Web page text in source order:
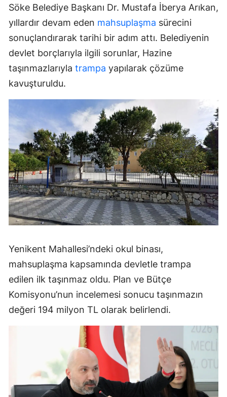
Söke Belediye Başkanı Dr. Mustafa İberya Arıkan,
yıllardır devam eden mahsuplaşma sürecini
sonuçlandırarak tarihi bir adım attı. Belediyenin
devlet borçlarıyla ilgili sorunlar, Hazine
taşınmazlarıyla trampa yapılarak çözüme
kavuşturuldu.
Yenikent Mahallesi’ndeki okul binası,
mahsuplaşma kapsamında devletle trampa
edilen ilk taşınmaz oldu. Plan ve Bütçe
Komisyonu’nun incelemesi sonucu taşınmazın
değeri 194 milyon TL olarak belirlendi.